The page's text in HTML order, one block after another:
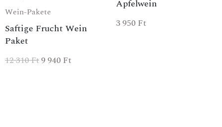
Wein-Pakete
Saftige Frucht Wein
Paket
12 310Ft9 940 Ft
Apfelwein
3 950 Ft